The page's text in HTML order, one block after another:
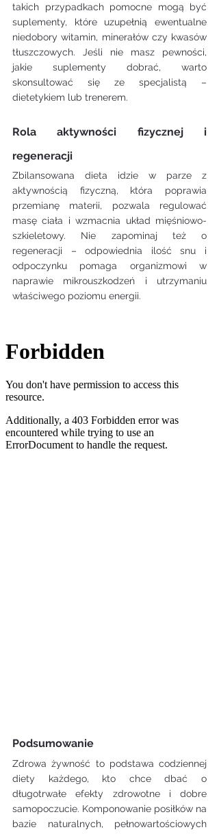
takich przypadkach pomocne mogą być
suplementy, które uzupełnią ewentualne
niedobory witamin, minerałów czy kwasów
tłuszczowych. Jeśli nie masz pewności,
jakie suplementy dobrać, warto
skonsultować się ze specjalistą –
dietetykiem lub trenerem.
Rola aktywności fizycznej i
regeneracji
Zbilansowana dieta idzie w parze z
aktywnością fizyczną, która poprawia
przemianę materii, pozwala regulować
masę ciała i wzmacnia układ mięśniowo-
szkieletowy. Nie zapominaj też o
regeneracji – odpowiednia ilość snu i
odpoczynku pomaga organizmowi w
naprawie mikrouszkodzeń i utrzymaniu
właściwego poziomu energii.
Podsumowanie
Zdrowa żywność to podstawa codziennej
diety każdego, kto chce dbać o
długotrwałe efekty zdrowotne i dobre
samopoczucie. Komponowanie posiłków na
bazie naturalnych, pełnowartościowych